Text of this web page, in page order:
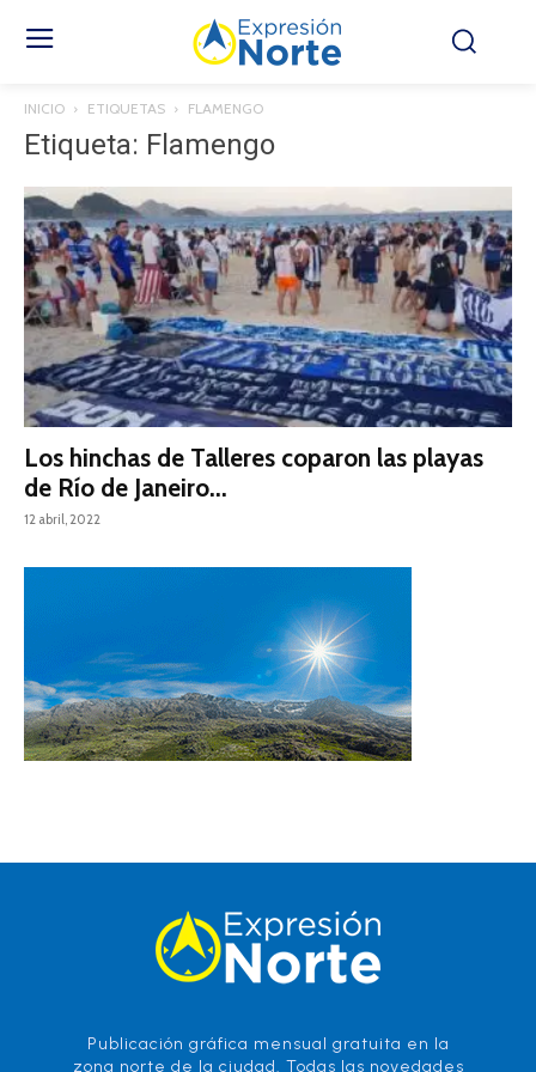
INICIO ETIQUETAS FLAMENGO
Etiqueta: Flamengo
Los hinchas de Talleres coparon las playas
de Río de Janeiro...
12 abril, 2022
Publicación gráfica mensual gratuita en la
zona norte de la ciudad. Todas las novedades